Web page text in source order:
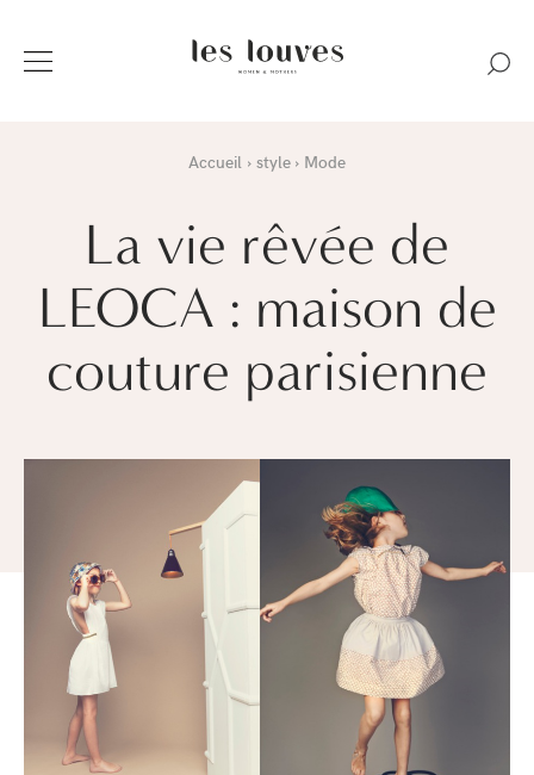
Accueil style Mode
La vie rêvée de
LEOCA : maison de
couture parisienne